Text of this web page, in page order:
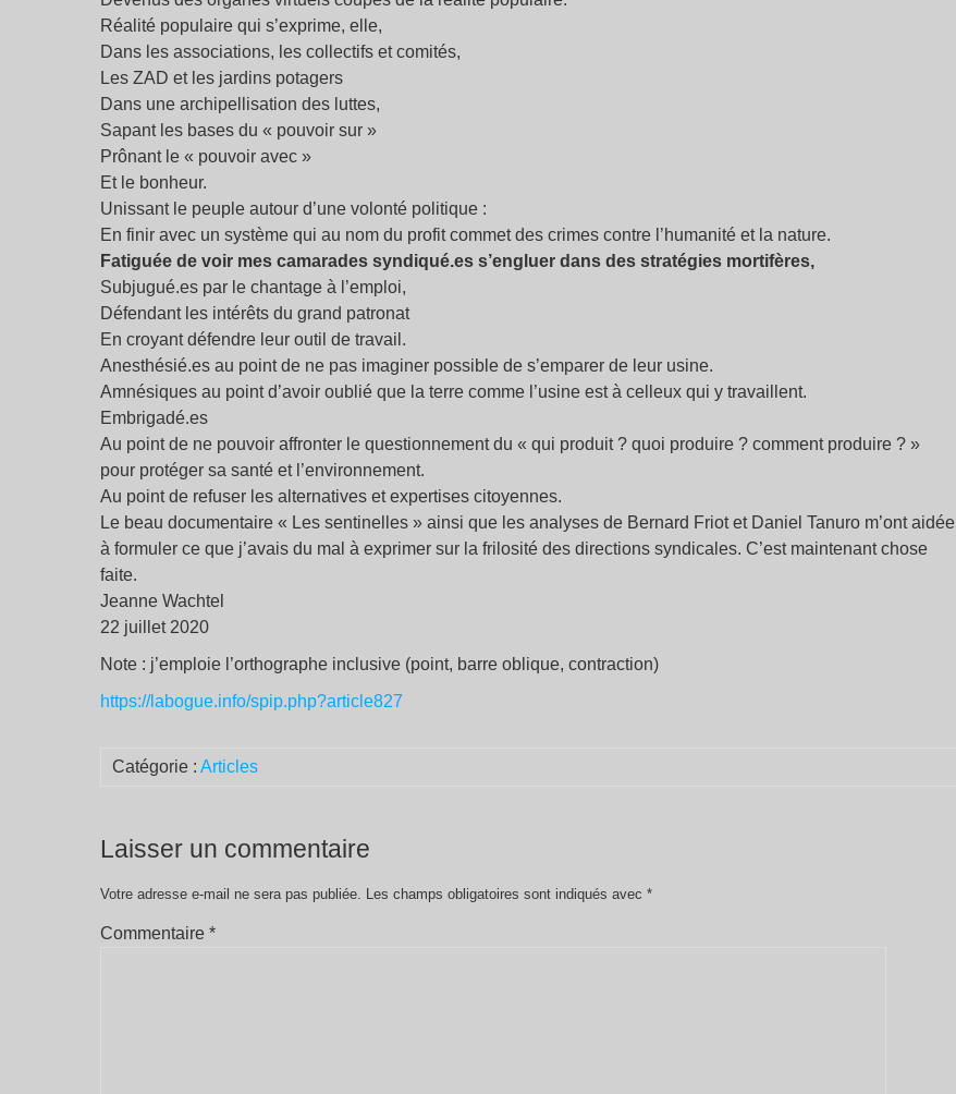
Réalité populaire qui s’exprime, elle,
Dans les associations, les collectifs et comités,
Les ZAD et les jardins potagers
Dans une archipellisation des luttes,
Sapant les bases du « pouvoir sur »
Prônant le « pouvoir avec »
Et le bonheur.
Unissant le peuple autour d’une volonté politique :
En finir avec un système qui au nom du profit commet des crimes contre l’humanité et la nature.
Fatiguée de voir mes camarades syndiqué.es s’engluer dans des stratégies mortifères,
Subjugué.es par le chantage à l’emploi,
Défendant les intérêts du grand patronat
En croyant défendre leur outil de travail.
Anesthésié.es au point de ne pas imaginer possible de s’emparer de leur usine.
Amnésiques au point d’avoir oublié que la terre comme l’usine est à celleux qui y travaillent.
Embrigadé.es
Au point de ne pouvoir affronter le questionnement du « qui produit ? quoi produire ? comment produire ? »
pour protéger sa santé et l’environnement.
Au point de refuser les alternatives et expertises citoyennes.
Le beau documentaire « Les sentinelles » ainsi que les analyses de Bernard Friot et Daniel Tanuro m’ont aidée
à formuler ce que j’avais du mal à exprimer sur la frilosité des directions syndicales. C’est maintenant chose
faite.
Jeanne Wachtel
22 juillet 2020
Note : j’emploie l’orthographe inclusive (point, barre oblique, contraction)
https://labogue.info/spip.php?article827
Catégorie : Articles
Laisser un commentaire
Votre adresse e-mail ne sera pas publiée. Les champs obligatoires sont indiqués avec *
Commentaire *